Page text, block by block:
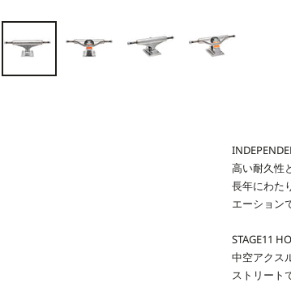
高い耐久性
長年にわた
エーション
STAGE11
中空アクス
ストリート